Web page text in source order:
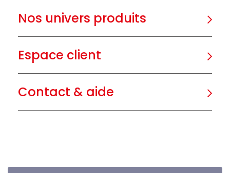
Nos univers produits
Espace client
Contact & aide